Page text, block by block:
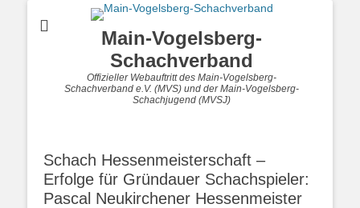
Main-Vogelsberg-
Schachverband
Offizieller Webauftritt des Main-Vogelsberg-
Schachverband e.V. (MVS) und der Main-Vogelsberg-
Schachjugend (MVSJ)
Schach Hessenmeisterschaft –
Erfolge für Gründauer Schachspieler:
Pascal Neukirchener Hessenmeister